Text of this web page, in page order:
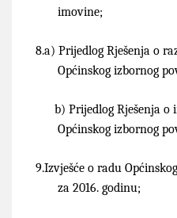
imovine;
8.a) Prijedlog Rješenja o
Općinskog izbornog
b) Prijedlog Rješenja o
Općinskog izbornog
9.Izvješće o radu
za 2016. godinu;